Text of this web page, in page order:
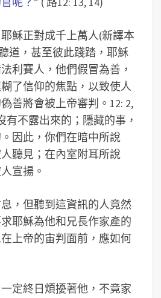
穌正對成千上萬人(新譯本
道，甚至彼此踐踏，耶穌
利賽人，他們假冒為善，
了信仰的焦點，以致使人
善將會被上帝審判。12: 2,
有不露出來的；隱藏的事，
因此，你們在暗中所說
聽見；在內室附耳所說
宣揚。
，但聽到這資訊的人竟然
耶穌為他和兄長作家產的
上帝的宙判面前，應如何
定終日煩擾著他，不竟家